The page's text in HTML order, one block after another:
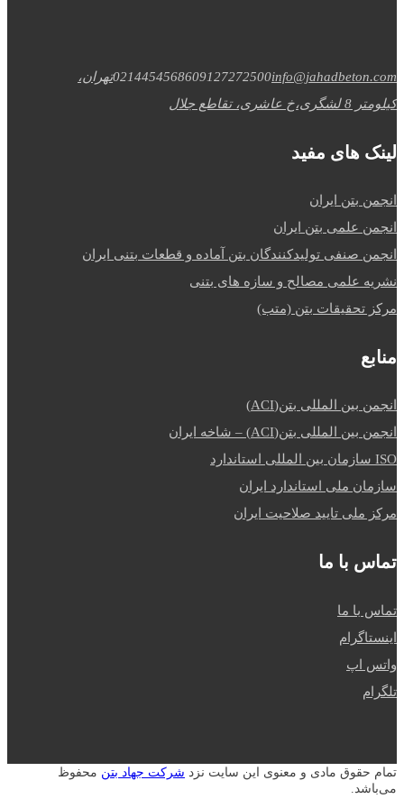
0214454568609127272500info@jahadbeton.com
تهران،
کیلومتر 8 لشگری،خ عاشری، تقاطع جلال
لینک های مفید
انجمن بتن ایران
انجمن علمی بتن ایران
انجمن صنفی تولیدکنندگان بتن آماده و قطعات بتنی ایران
نشریه علمی مصالح و سازه های بتنی
مرکز تحقیقات بتن (متب)
منابع
انجمن بین المللی بتن(ACI)
انجمن بین المللی بتن(ACI) – شاخه ایران
ISO سازمان بین المللی استاندارد
سازمان ملی استاندارد ایران
مرکز ملی تایید صلاحیت ایران
تماس با ما
تماس با ما
اینستاگرام
واتس اپ
تلگرام
تمام حقوق مادی و معنوی این سایت نزد شرکت جهاد بتن محفوظ
می‌باشد.